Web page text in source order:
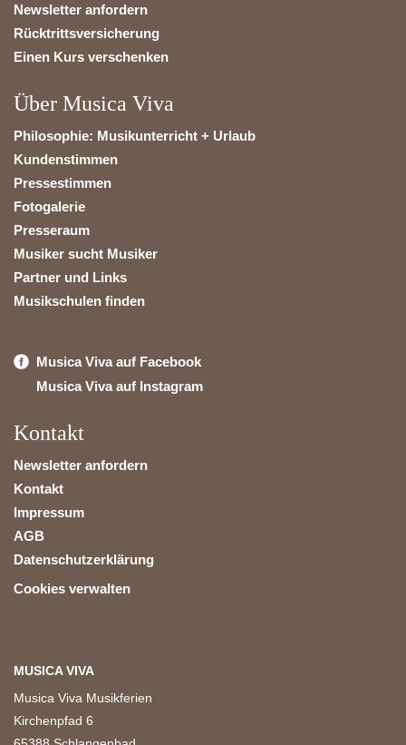
Newsletter anfordern
Rücktrittsversicherung
Einen Kurs verschenken
Über Musica Viva
Philosophie: Musikunterricht + Urlaub
Kundenstimmen
Pressestimmen
Fotogalerie
Presseraum
Musiker sucht Musiker
Partner und Links
Musikschulen finden
Musica Viva auf Facebook
Musica Viva auf Instagram
Kontakt
Newsletter anfordern
Kontakt
Impressum
AGB
Datenschutzerklärung
Cookies verwalten
MUSICA VIVA
Musica Viva Musikferien
Kirchenpfad 6